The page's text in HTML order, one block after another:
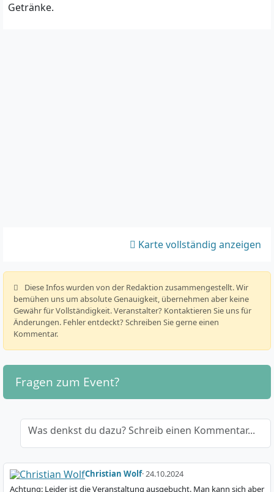
Getränke.
Karte vollständig anzeigen
️ Diese Infos wurden von der Redaktion zusammengestellt. Wir
bemühen uns um absolute Genauigkeit, übernehmen aber keine
Gewähr für Vollständigkeit. Veranstalter? Kontaktieren Sie uns für
Änderungen. Fehler entdeckt? Schreiben Sie gerne einen
Kommentar.
Fragen zum Event?
Was denkst du dazu? Schreib einen Kommentar...
Christian Wolf· 24.10.2024
Achtung: Leider ist die Veranstaltung ausgebucht. Man kann sich aber